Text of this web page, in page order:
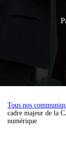
Tous nos
cadre majeur de la
numérique